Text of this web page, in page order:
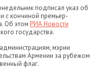
подписал указ об
с кончиной премьер-
Об этом РИА Новости
государства.
мэрии
Армении за рубежом
флаг.